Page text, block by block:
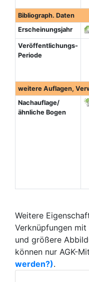
Bibliograph. Daten
Erscheinungsjahr
Veröffentlichungs-
Periode
weitere Auflagen,
Nachauflage/
ähnliche Bogen
Weitere
Verknüpfungen
und größere
können nur AGK-
werden?).